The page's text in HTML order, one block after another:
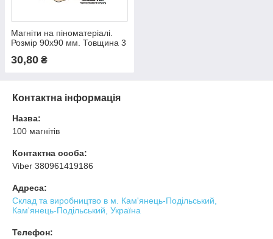
Магніти на піноматеріалі.
Розмір 90х90 мм. Товщина 3
30,80 ₴
Контактна інформація
Назва:
100 магнітів
Контактна особа:
Viber 380961419186
Адреса:
Склад та виробництво в м. Кам'янець-Подільський,
Кам'янець-Подільський, Україна
Телефон: